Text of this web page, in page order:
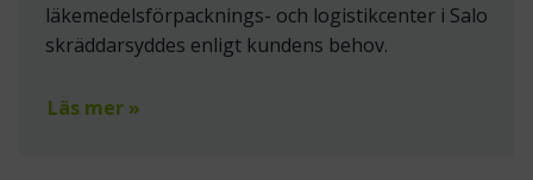
läkemedelsförpacknings- och logistikcenter i Salo
skräddarsyddes enligt kundens behov.
Läs mer »